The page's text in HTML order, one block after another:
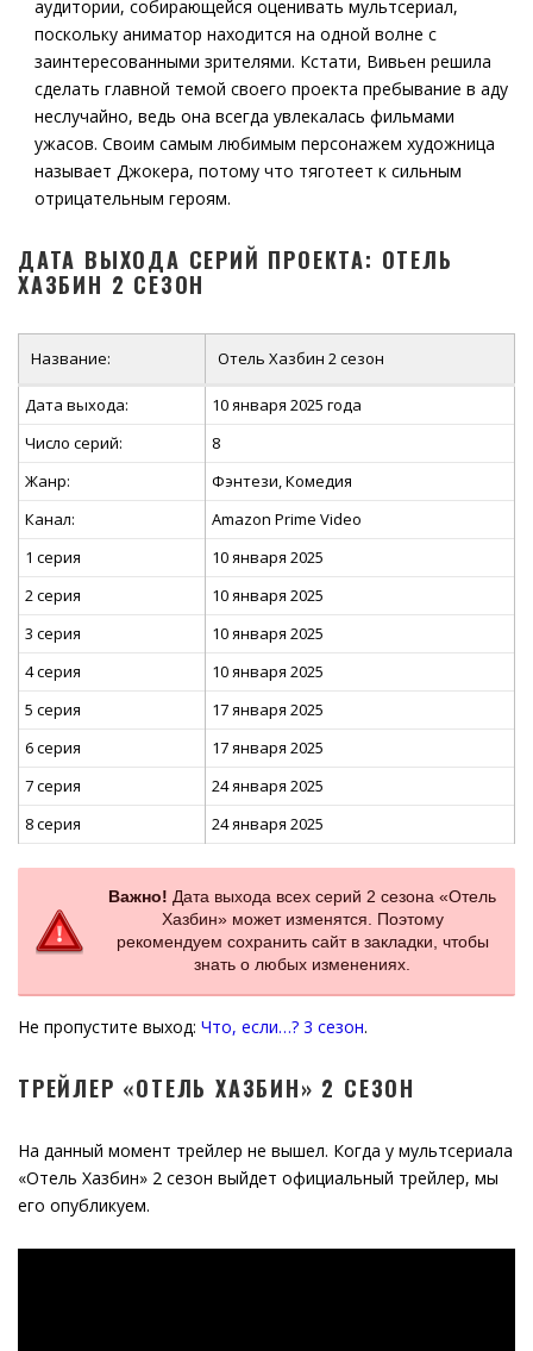
аудитории, собирающейся оценивать мультсериал,
поскольку аниматор находится на одной волне с
заинтересованными зрителями. Кстати, Вивьен решила
сделать главной темой своего проекта пребывание в аду
неслучайно, ведь она всегда увлекалась фильмами
ужасов. Своим самым любимым персонажем художница
называет Джокера, потому что тяготеет к сильным
отрицательным героям.
ДАТА ВЫХОДА СЕРИЙ ПРОЕКТА: ОТЕЛЬ
ХАЗБИН 2 СЕЗОН
Название: Отель Хазбин 2 сезон
Дата выхода:
10 января 2025 года
Число серий:
8
Жанр:
Фэнтези, Комедия
Канал:
Amazon Prime Video
1 серия
10 января 2025
2 серия
10 января 2025
3 серия
10 января 2025
4 серия
10 января 2025
5 серия
17 января 2025
6 серия
17 января 2025
7 серия
24 января 2025
8 серия
24 января 2025
Важно! Дата выхода всех серий 2 сезона «Отель
Хазбин» может изменятся. Поэтому
рекомендуем сохранить сайт в закладки, чтобы
знать о любых изменениях.
Не пропустите выход: Что, если…? 3 сезон.
ТРЕЙЛЕР «ОТЕЛЬ ХАЗБИН» 2 СЕЗОН
На данный момент трейлер не вышел. Когда у мультсериала
«Отель Хазбин» 2 сезон выйдет официальный трейлер, мы
его опубликуем.